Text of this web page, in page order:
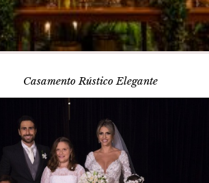
Casamento Rústico Elegante